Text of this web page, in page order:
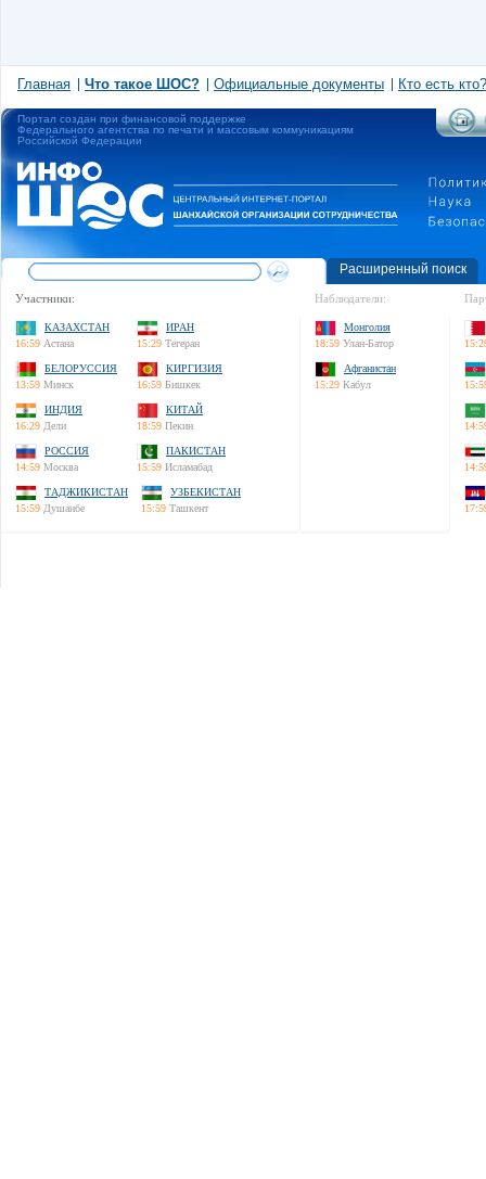
Главная Что такое ШОС? Официальные документы Кто есть кто?
Портал создан при финансовой поддержке
Федерального агентства по печати и массовым коммуникациям
Российской Федерации
Расширенный поиск
Участники:
КАЗАХСТАН
16:59 Астана
ИРАН
15:29 Тегеран
БЕЛОРУССИЯ
13:59 Минск
КИРГИЗИЯ
16:59 Бишкек
ИНДИЯ
16:29 Дели
КИТАЙ
18:59 Пекин
РОССИЯ
14:59 Москва
ПАКИСТАН
15:59 Исламабад
ТАДЖИКИСТАН
15:59 Душанбе
УЗБЕКИСТАН
15:59 Ташкент
Наблюдатели:
Монголия
18:59 Улан-Батор
Афганистан
15:29 Кабул